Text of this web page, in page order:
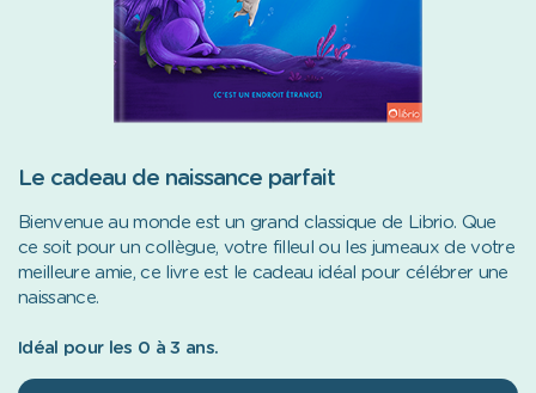
Le cadeau de naissance parfait
Bienvenue au monde est un grand classique de Librio. Que
ce soit pour un collègue, votre filleul ou les jumeaux de votre
meilleure amie, ce livre est le cadeau idéal pour célébrer une
naissance.
Idéal pour les 0 à 3 ans.